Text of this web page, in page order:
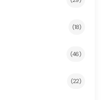
(18)
(46)
(22)